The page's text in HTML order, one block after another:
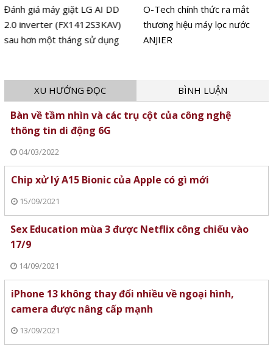
Đánh giá máy giặt LG AI DD
2.0 inverter (FX1412S3KAV)
sau hơn một tháng sử dụng
O-Tech chính thức ra mắt
thương hiệu máy lọc nước
ANJIER
XU HƯỚNG ĐỌC BÌNH LUẬN
Bàn về tầm nhìn và các trụ cột của công nghệ
thông tin di động 6G
04/03/2022
Chip xử lý A15 Bionic của Apple có gì mới
15/09/2021
Sex Education mùa 3 được Netflix công chiếu vào
17/9
14/09/2021
iPhone 13 không thay đổi nhiều về ngoại hình,
camera được nâng cấp mạnh
13/09/2021